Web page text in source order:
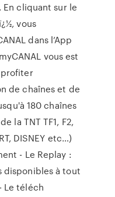
cliquant sur le
vous
dans l’App
vous est
de chaînes et de
180 chaînes
la TNT TF1, F2,
DISNEY etc…)
- Le Replay :
disponibles à tout
Le téléch